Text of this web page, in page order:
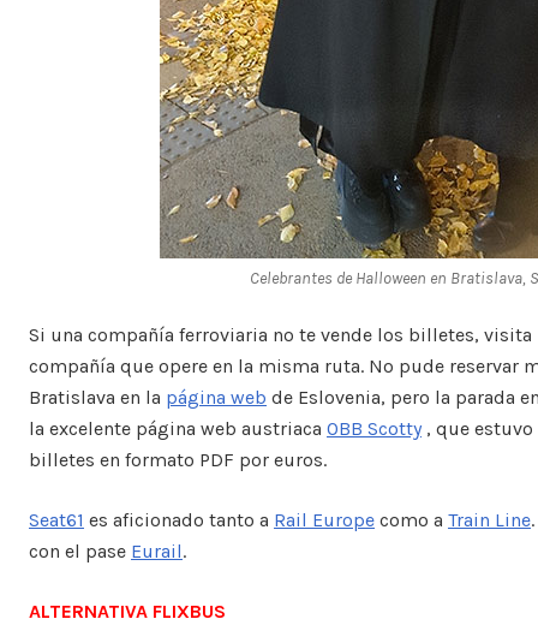
Celebrantes de Halloween en Bratislava,
Si una compañía ferroviaria no te vende los billetes,
compañía que opere en la misma ruta. No pude reservar
Bratislava en la página web de Eslovenia, pero la parada
la excelente página web austriaca OBB Scotty, que estuvo
billetes en formato PDF por euros.
Seat61 es aficionado tanto a Rail Europe como a Train Line
con el pase Eurail.
ALTERNATIVA FLIXBUS